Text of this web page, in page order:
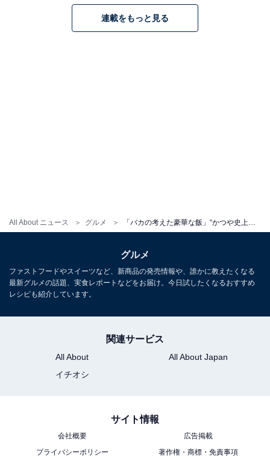
All About ニュース グルメ
連載をもっと見る
グルメ
ファストフードやスイーツなど、新商品の発売情報や、誰かに教えたくなる
最新グルメの話題、実食レポートなどをお届け。今日試したくなるおすすめ
レシピも紹介しています。
関連サービス
All About
All About Japan
イチオシ
サイト情報
会社概要
広告掲載
プライバシーポリシー
著作権・商標・免責事項